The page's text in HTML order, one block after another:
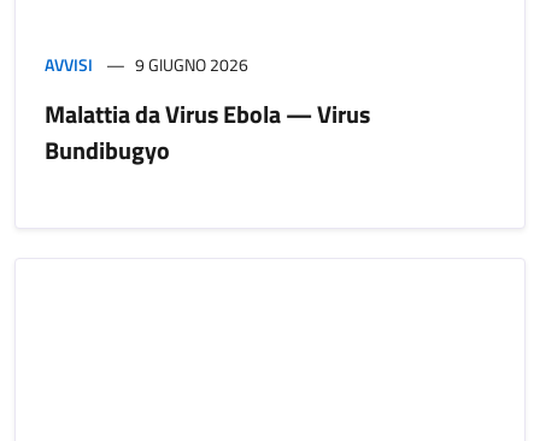
AVVISI 9 GIUGNO 2026
Malattia da Virus Ebola — Virus
Bundibugyo